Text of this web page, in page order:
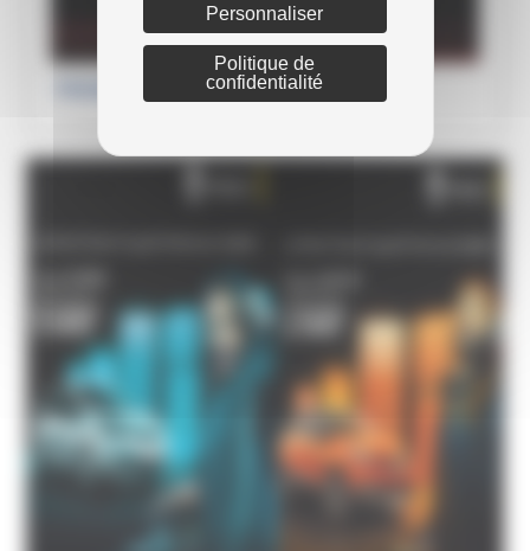
Personnaliser
Politique de
confidentialité